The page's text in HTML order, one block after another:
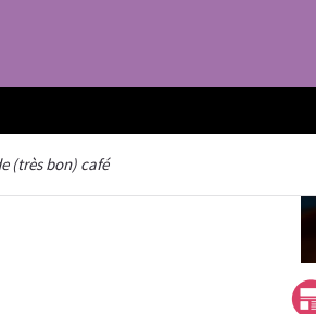
(très bon) café